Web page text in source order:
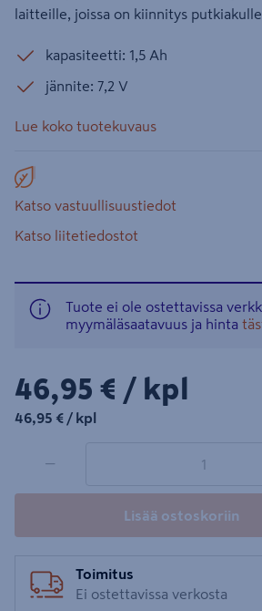
laitteille, joissa on kiinnitys putkiakulle.
kapasiteetti: 1,5 Ah
jännite: 7,2 V
Lue koko tuotekuvaus
Katso vastuullisuustiedot
Katso liitetiedostot
Tuote ei ole ostettavissa
myymäläsaatavuus ja hinta
46,95€/kpl
46,95 € / kpl
46,95€/kpl
46,95 € / kpl
−
Lisää ostoskoriin
Toimitus
Ei ostettavissa verkosta